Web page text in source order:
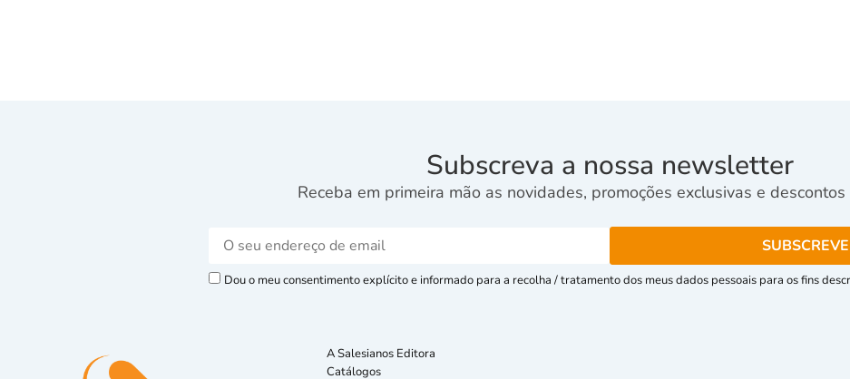
Subscreva a nossa newsletter
Receba em primeira mão as novidades, promoções exclusivas e descontos
Dou o meu consentimento explícito e informado para a recolha / tratamento dos meus dados pessoais para os fins
A Salesianos Editora
Catálogos